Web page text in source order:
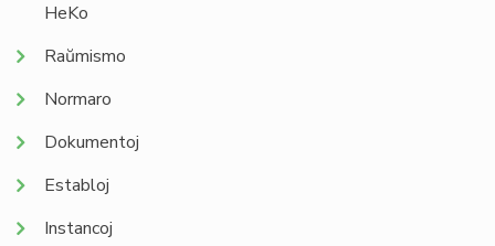
HeKo
Raŭmismo
Normaro
Dokumentoj
Establoj
Instancoj